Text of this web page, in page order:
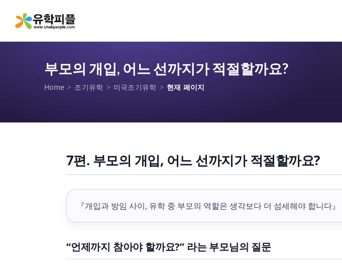
부모의 개입, 어느 선까지가 적절할까요?
Home > 조기유학 > 미국조기유학 > 현재 페이지
7편. 부모의 개입, 어느 선까지가 적절할까요?
『개입과 방임 사이, 유학 중 부모의 역할은 생각보다 더 섬세해야 합니다』
“언제까지 참아야 할까요?” 라는 부모님의 질문